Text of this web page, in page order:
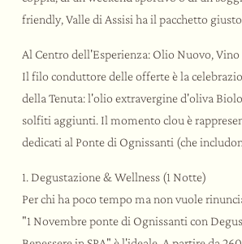
friendly, Valle di Assisi ha il pacchetto
Al Centro dell'Esperienza: Olio Nuovo, Vino
Il filo conduttore delle offerte è la
della Tenuta: l'olio extravergine d'oliva
solfiti aggiunti. Il momento clou è
dedicati al Ponte di Ognissanti (che
1. Degustazione & Wellness (1 Notte)
Per chi ha poco tempo ma non vuole
"1 Novembre ponte di Ognissanti con